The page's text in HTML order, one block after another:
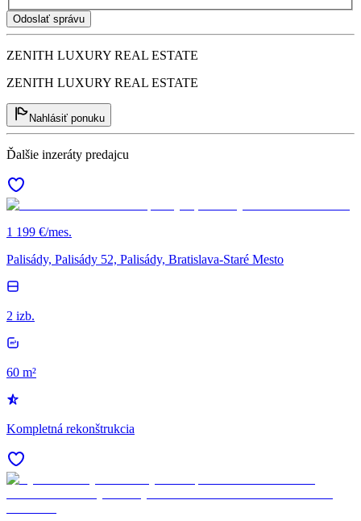
Odoslať správu
ZENITH LUXURY REAL ESTATE
ZENITH LUXURY REAL ESTATE
Nahlásiť ponuku
Ďalšie inzeráty predajcu
1 199 €/mes.
Palisády, Palisády 52, Palisády, Bratislava-Staré Mesto
2 izb.
60 m²
Kompletná rekonštrukcia